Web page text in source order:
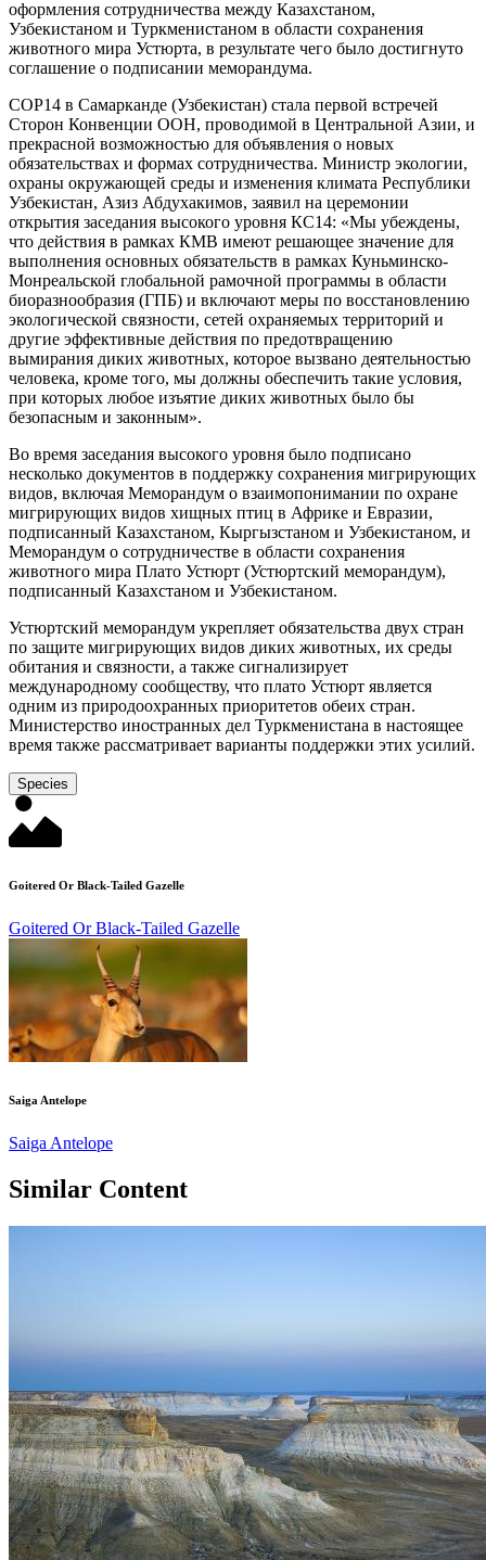
оформления сотрудничества между Казахстаном,
Узбекистаном и Туркменистаном в области сохранения
животного мира Устюрта, в результате чего было достигнуто
соглашение о подписании меморандума.
COP14 в Самарканде (Узбекистан) стала первой встречей
Сторон Конвенции ООН, проводимой в Центральной Азии, и
прекрасной возможностью для объявления о новых
обязательствах и формах сотрудничества. Министр экологии,
охраны окружающей среды и изменения климата Республики
Узбекистан, Азиз Абдухакимов, заявил на церемонии
открытия заседания высокого уровня КС14: «Мы убеждены,
что действия в рамках КМВ имеют решающее значение для
выполнения основных обязательств в рамках Куньминско-
Монреальской глобальной рамочной программы в области
биоразнообразия (ГПБ) и включают меры по восстановлению
экологической связности, сетей охраняемых территорий и
другие эффективные действия по предотвращению
вымирания диких животных, которое вызвано деятельностью
человека, кроме того, мы должны обеспечить такие условия,
при которых любое изъятие диких животных было бы
безопасным и законным».
Во время заседания высокого уровня было подписано
несколько документов в поддержку сохранения мигрирующих
видов, включая Меморандум о взаимопонимании по охране
мигрирующих видов хищных птиц в Африке и Евразии,
подписанный Казахстаном, Кыргызстаном и Узбекистаном, и
Меморандум о сотрудничестве в области сохранения
животного мира Плато Устюрт (Устюртский меморандум),
подписанный Казахстаном и Узбекистаном.
Устюртский меморандум укрепляет обязательства двух стран
по защите мигрирующих видов диких животных, их среды
обитания и связности, а также сигнализирует
международному сообществу, что плато Устюрт является
одним из природоохранных приоритетов обеих стран.
Министерство иностранных дел Туркменистана в настоящее
время также рассматривает варианты поддержки этих усилий.
Species
Goitered Or Black-Tailed Gazelle
Goitered Or Black-Tailed Gazelle
Saiga Antelope
Saiga Antelope
Similar Content